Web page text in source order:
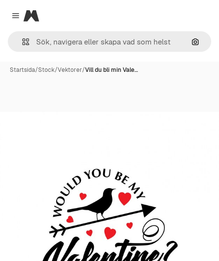
Close menu
Magnific
Sök
Startsida/Stock/Vektorer/Vill du bli min Vale…